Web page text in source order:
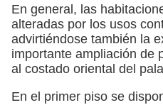
En general, las
alteradas por los usos
advirtiéndose también la
importante ampliación de
al costado oriental del
En el primer piso se